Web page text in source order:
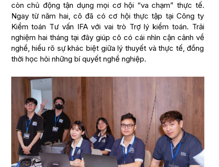
còn chủ động tận dụng mọi cơ hội “va chạm” thực tế.
Ngay từ năm hai, cô đã có cơ hội thực tập tại Công ty
Kiểm toán Tư vấn IFA với vai trò Trợ lý kiểm toán. Trải
nghiệm hai tháng tại đây giúp cô có cái nhìn cận cảnh về
nghề, hiểu rõ sự khác biệt giữa lý thuyết và thực tế, đồng
thời học hỏi những bí quyết nghề nghiệp.